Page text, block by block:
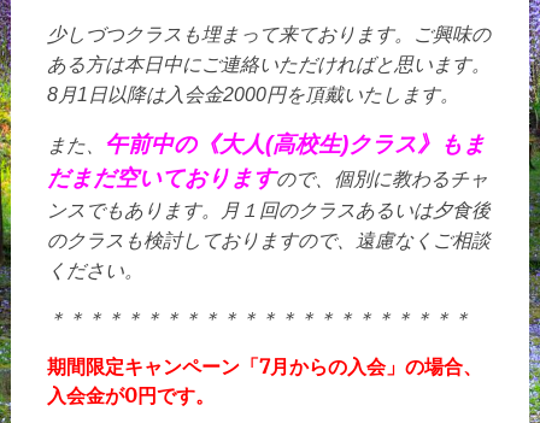
少しづつクラスも埋まって来ております。ご興味の
ある方は本日中にご連絡いただければと思います。
8月1日以降は入会金2000円を頂戴いたします。
また、 午前中の《大人(高校生)クラス》もま
だまだ空いておりますので、個別に教わるチャ
ンスでもあります。月１回のクラスあるいは夕食後
のクラスも検討しておりますので、遠慮なくご相談
ください。
＊＊＊＊＊＊＊＊＊＊＊＊＊＊＊＊＊＊＊＊＊＊
期間限定キャンペーン「7月からの入会」の場合、
入会金が0円です。